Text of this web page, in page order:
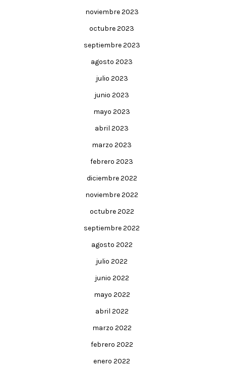
noviembre 2023
octubre 2023
septiembre 2023
agosto 2023
julio 2023
junio 2023
mayo 2023
abril 2023
marzo 2023
febrero 2023
diciembre 2022
noviembre 2022
octubre 2022
septiembre 2022
agosto 2022
julio 2022
junio 2022
mayo 2022
abril 2022
marzo 2022
febrero 2022
enero 2022